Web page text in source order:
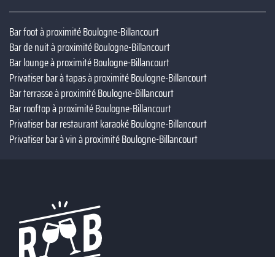
Bar foot à proximité Boulogne-Billancourt
Bar de nuit à proximité Boulogne-Billancourt
Bar lounge à proximité Boulogne-Billancourt
Privatiser bar à tapas à proximité Boulogne-Billancourt
Bar terrasse à proximité Boulogne-Billancourt
Bar rooftop à proximité Boulogne-Billancourt
Privatiser bar restaurant karaoké Boulogne-Billancourt
Privatiser bar à vin à proximité Boulogne-Billancourt